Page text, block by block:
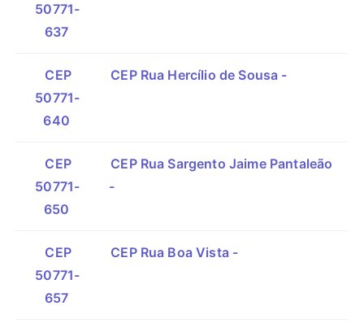
50771-
637
CEP
50771-
640
CEP Rua Hercílio de Sousa -
CEP
50771-
650
CEP Rua Sargento Jaime Pantaleão
-
CEP
50771-
657
CEP Rua Boa Vista -